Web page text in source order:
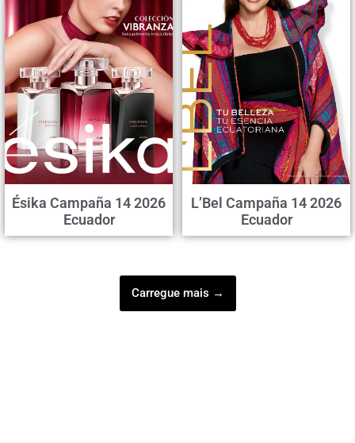
Ésika Campaña 14 2026
Ecuador
L’Bel Campaña 14 2026
Ecuador
Carregue mais →